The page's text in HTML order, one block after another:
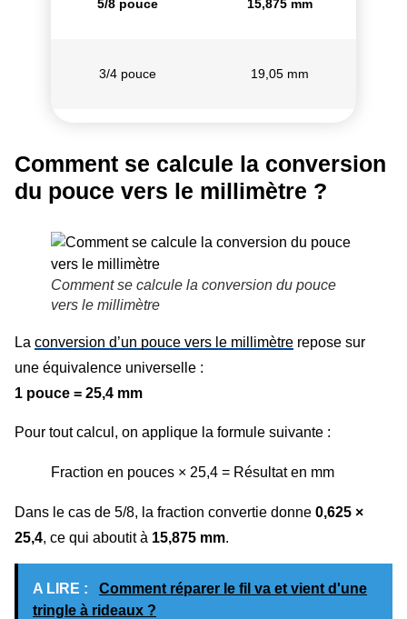
5/8 pouce 15,875 mm
3/4 pouce 19,05 mm
Comment se calcule la conversion
du pouce vers le millimètre ?
Comment se calcule la conversion du pouce
vers le millimètre
La conversion d’un pouce vers le millimètre repose sur
une équivalence universelle :
1 pouce = 25,4 mm
Pour tout calcul, on applique la formule suivante :
Fraction en pouces × 25,4 = Résultat en mm
Dans le cas de 5/8, la fraction convertie donne 0,625 ×
25,4, ce qui aboutit à 15,875 mm.
A LIRE :
Comment réparer le fil va et vient d'une
tringle à rideaux ?